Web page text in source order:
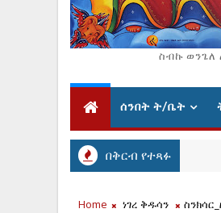
ስብኩ ወንጌለ
ሰንበት ት/ቤት
በቅርብ የተጻፉ
Home ነገረ ቅዱሳን